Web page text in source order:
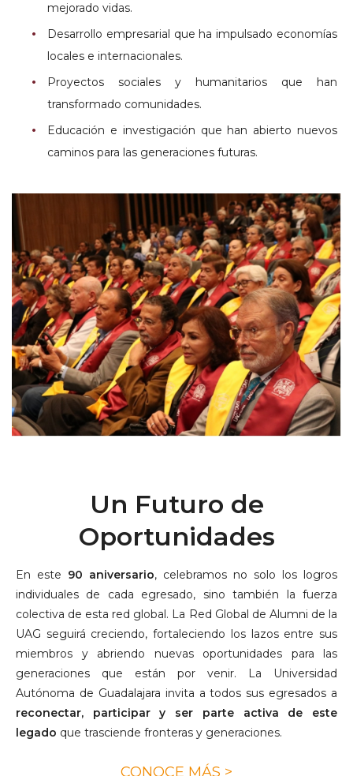
mejorado vidas.
Desarrollo empresarial que ha impulsado economías
locales e internacionales.
Proyectos sociales y humanitarios que han
transformado comunidades.
Educación e investigación que han abierto nuevos
caminos para las generaciones futuras.
Un Futuro de
Oportunidades
En este 90 aniversario, celebramos no solo los logros
individuales de cada egresado, sino también la fuerza
colectiva de esta red global. La Red Global de Alumni de la
UAG seguirá creciendo, fortaleciendo los lazos entre sus
miembros y abriendo nuevas oportunidades para las
generaciones que están por venir. La Universidad
Autónoma de Guadalajara invita a todos sus egresados a
reconectar, participar y ser parte activa de este
legado que trasciende fronteras y generaciones.
CONOCE MÁS >